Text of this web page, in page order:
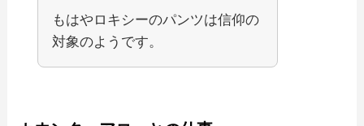
もはやロキシーのパンツは信仰の
対象のようです。